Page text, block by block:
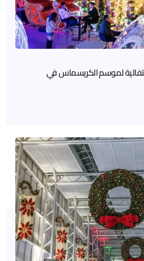
لموسم الكريسماس في